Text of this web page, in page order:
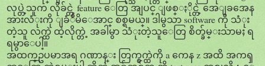
လုပ္တဲ့သူက လိုခ်င္တဲ့ feature ေတြ အျပင္ ျဖစ္ႏိုင္တဲ့ အေျခအေန
အားလံုးကို ျခံဳမိေအာင္ စစ္ရမယ္။ ဒါမွသာ software ကို သံုး
တဲ့သူ လက္ထဲ ထဲ့လိုက္တဲ့ အခါမွာ သံုးတဲ့သူေတြ စိတ္ခ်မ္းသာမႈ ရ
ရမွာေပါ့။
အထက္ဥပမာအရ ဂဏာန္း တြက္စက္ထဲကို a ကေန z အထိ အကၡ